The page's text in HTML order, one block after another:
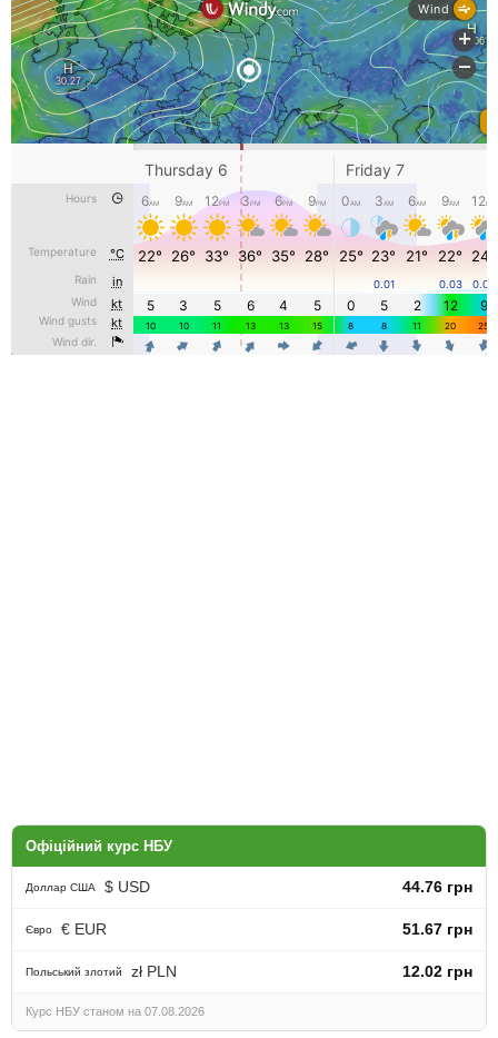
Офіційний курс НБУ
Доллар США $ USD 44.76 грн
Євро € EUR 51.67 грн
Польський злотий zł PLN 12.02 грн
Курс НБУ станом на 07.08.2026